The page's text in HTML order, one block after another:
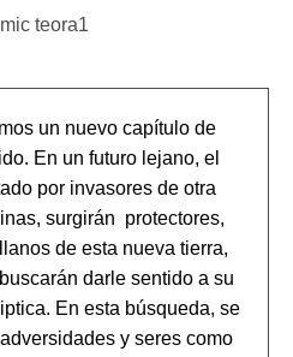
un nuevo capítulo de
En un futuro lejano, el
por invasores de otra
surgirán protectores,
de esta nueva tierra,
darle sentido a su
En esta búsqueda, se
y seres como